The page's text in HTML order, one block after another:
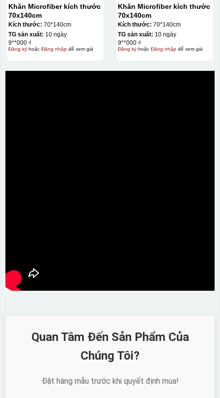
Khăn Microfiber kích thước
70x140cm
Kích thước: 70*140cm
TG sản xuất: 10 ngày
9**000 ₫
Đăng kýhoặc Đăng nhậpđể xem giá
Khăn Microfiber kích thước
70x140cm
Kích thước: 70*140cm
TG sản xuất: 10 ngày
9**000 ₫
Đăng kýhoặc Đăng nhậpđể xem giá
Quan Tâm Đến Sản Phẩm Của
Chúng Tôi?
Đặt hàng mẫu trước khi quyết định mua!